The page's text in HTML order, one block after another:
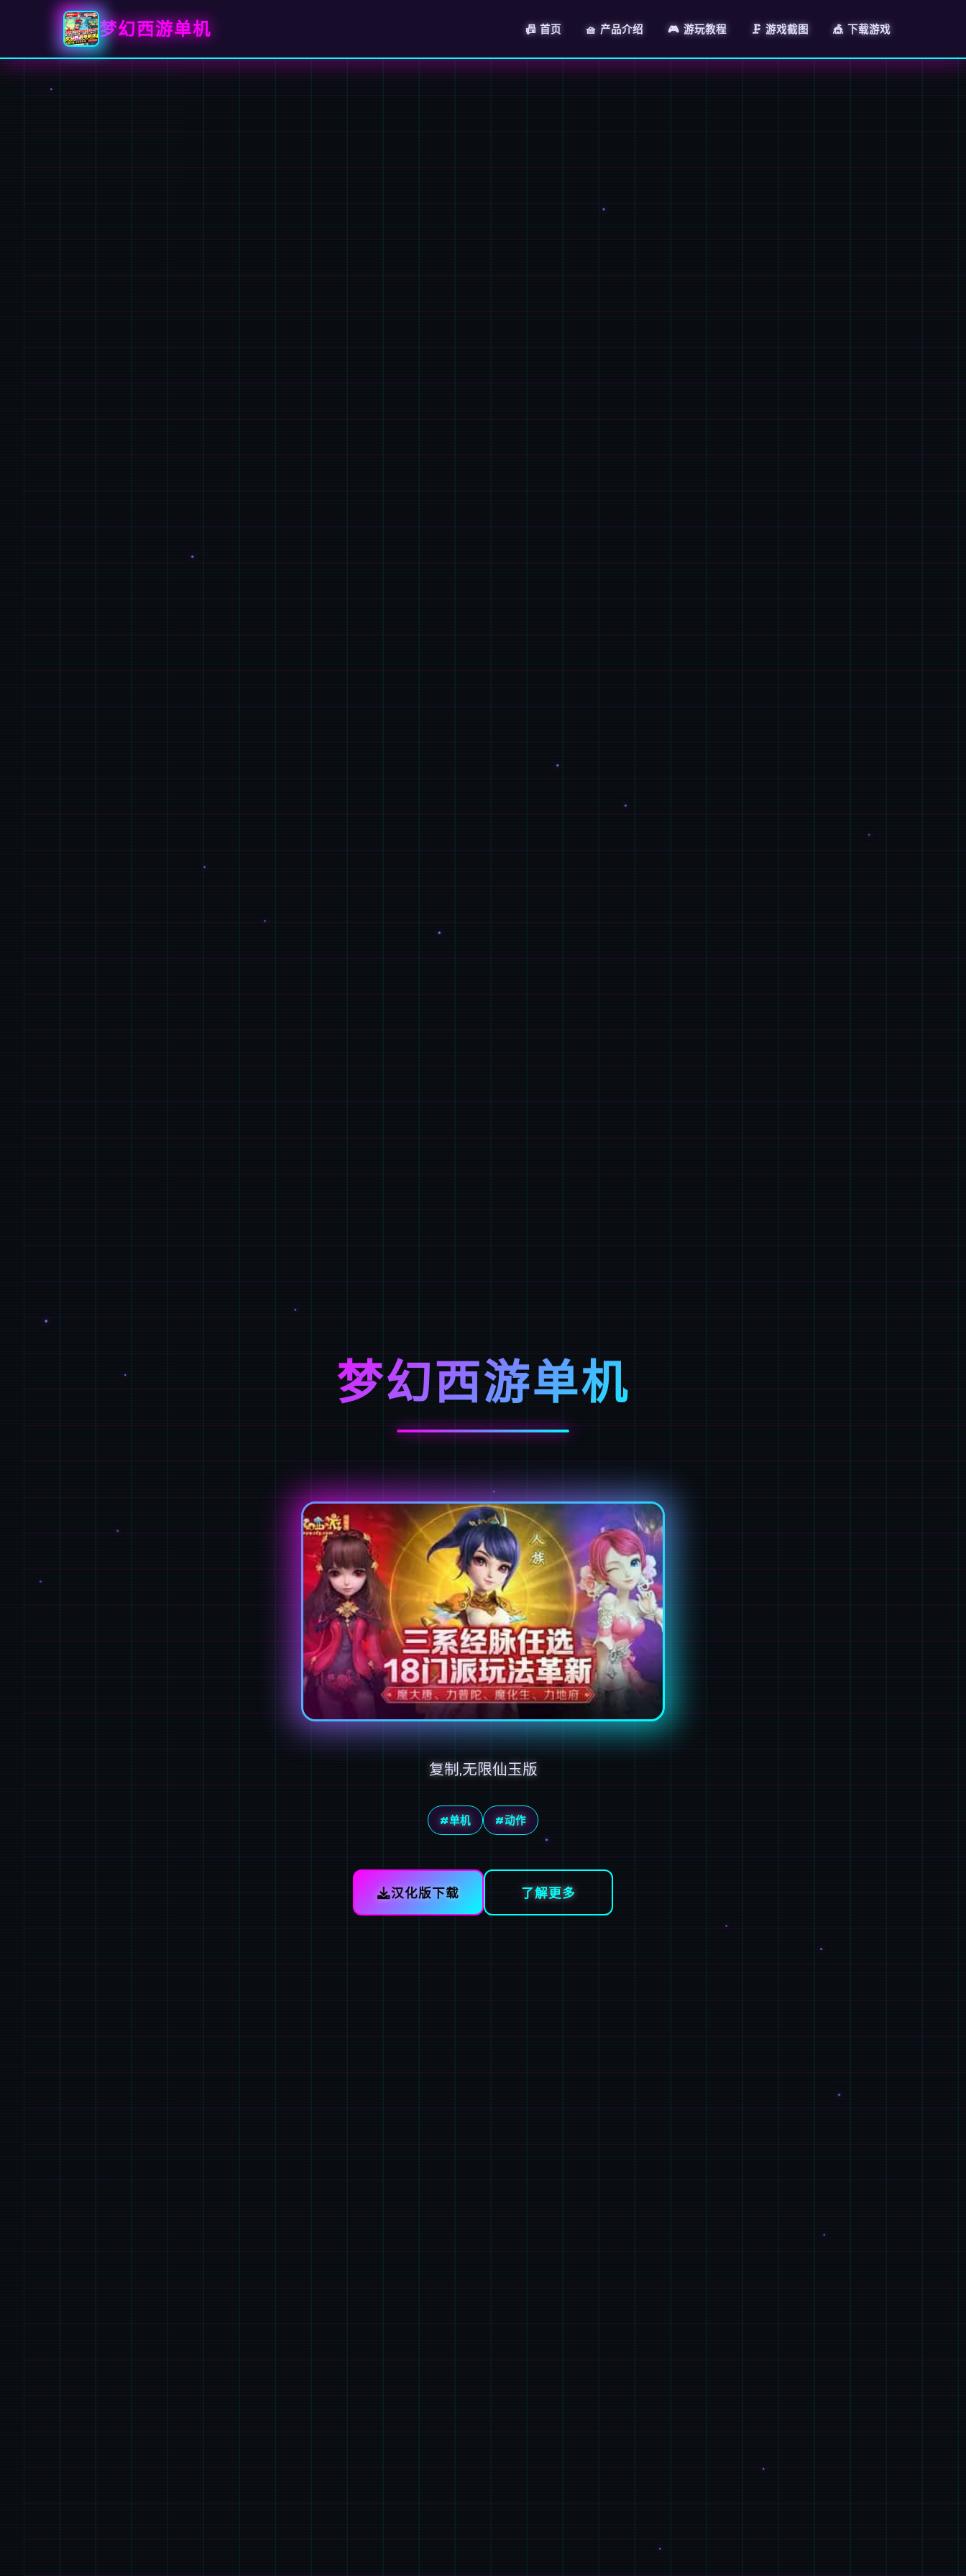
梦幻西游单机 📠 首页 🧺 产品介绍 🎮 游玩教程 🗜️ 游戏截图 🎪 下载游戏
梦幻西游单机
复制,无限仙玉版
#单机 #动作
汉化版下载 了解更多